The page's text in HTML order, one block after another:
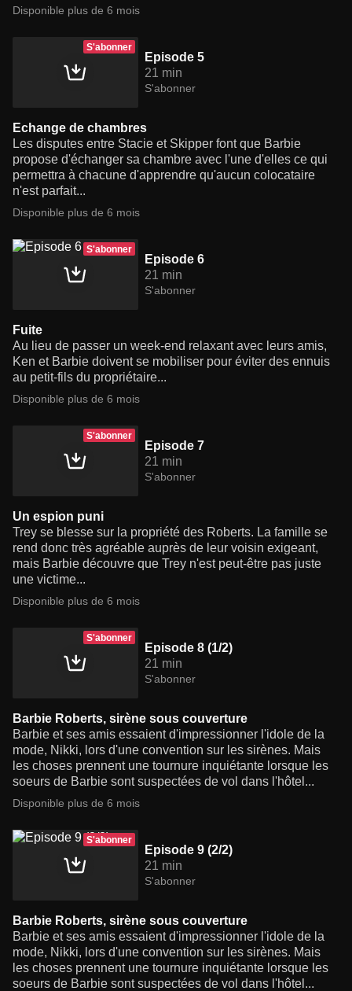
Disponible plus de 6 mois
S'abonner
Episode 5
21 min
S'abonner
Echange de chambres
Les disputes entre Stacie et Skipper font que Barbie
propose d'échanger sa chambre avec l'une d'elles ce qui
permettra à chacune d'apprendre qu'aucun colocataire
n'est parfait...
Disponible plus de 6 mois
S'abonner
Episode 6
21 min
S'abonner
Fuite
Au lieu de passer un week-end relaxant avec leurs amis,
Ken et Barbie doivent se mobiliser pour éviter des ennuis
au petit-fils du propriétaire...
Disponible plus de 6 mois
S'abonner
Episode 7
21 min
S'abonner
Un espion puni
Trey se blesse sur la propriété des Roberts. La famille se
rend donc très agréable auprès de leur voisin exigeant,
mais Barbie découvre que Trey n'est peut-être pas juste
une victime...
Disponible plus de 6 mois
S'abonner
Episode 8 (1/2)
21 min
S'abonner
Barbie Roberts, sirène sous couverture
Barbie et ses amis essaient d'impressionner l'idole de la
mode, Nikki, lors d'une convention sur les sirènes. Mais
les choses prennent une tournure inquiétante lorsque les
soeurs de Barbie sont suspectées de vol dans l'hôtel...
Disponible plus de 6 mois
S'abonner
Episode 9 (2/2)
21 min
S'abonner
Barbie Roberts, sirène sous couverture
Barbie et ses amis essaient d'impressionner l'idole de la
mode, Nikki, lors d'une convention sur les sirènes. Mais
les choses prennent une tournure inquiétante lorsque les
soeurs de Barbie sont suspectées de vol dans l'hôtel...